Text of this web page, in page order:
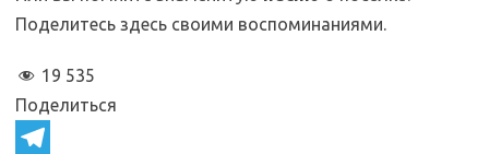
Поделитесь здесь своими воспоминаниями.
19 535
Поделиться